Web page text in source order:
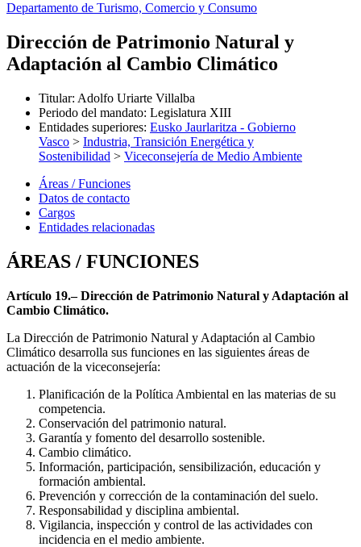
Departamento de Turismo, Comercio y Consumo
Dirección de Patrimonio Natural y
Adaptación al Cambio Climático
Titular: Adolfo Uriarte Villalba
Periodo del mandato: Legislatura XIII
Entidades superiores: Eusko Jaurlaritza - Gobierno
Vasco > Industria, Transición Energética y
Sostenibilidad > Viceconsejería de Medio Ambiente
Áreas / Funciones
Datos de contacto
Cargos
Entidades relacionadas
ÁREAS / FUNCIONES
Artículo 19.– Dirección de Patrimonio Natural y Adaptación al
Cambio Climático.
La Dirección de Patrimonio Natural y Adaptación al Cambio
Climático desarrolla sus funciones en las siguientes áreas de
actuación de la viceconsejería:
Planificación de la Política Ambiental en las materias de su
competencia.
Conservación del patrimonio natural.
Garantía y fomento del desarrollo sostenible.
Cambio climático.
Información, participación, sensibilización, educación y
formación ambiental.
Prevención y corrección de la contaminación del suelo.
Responsabilidad y disciplina ambiental.
Vigilancia, inspección y control de las actividades con
incidencia en el medio ambiente.